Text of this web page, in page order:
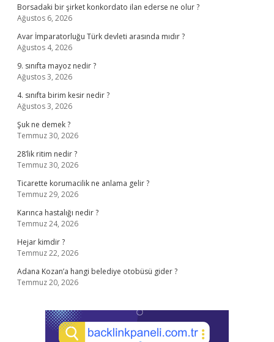
Borsadaki bir şirket konkordato ilan ederse ne olur ?
Ağustos 6, 2026
Avar İmparatorluğu Türk devleti arasında mıdır ?
Ağustos 4, 2026
9. sınıfta mayoz nedir ?
Ağustos 3, 2026
4. sınıfta birim kesir nedir ?
Ağustos 3, 2026
Şuk ne demek ?
Temmuz 30, 2026
28’lik ritim nedir ?
Temmuz 30, 2026
Ticarette korumacilik ne anlama gelir ?
Temmuz 29, 2026
Karınca hastalığı nedir ?
Temmuz 24, 2026
Hejar kimdir ?
Temmuz 22, 2026
Adana Kozan’a hangi belediye otobüsü gider ?
Temmuz 20, 2026